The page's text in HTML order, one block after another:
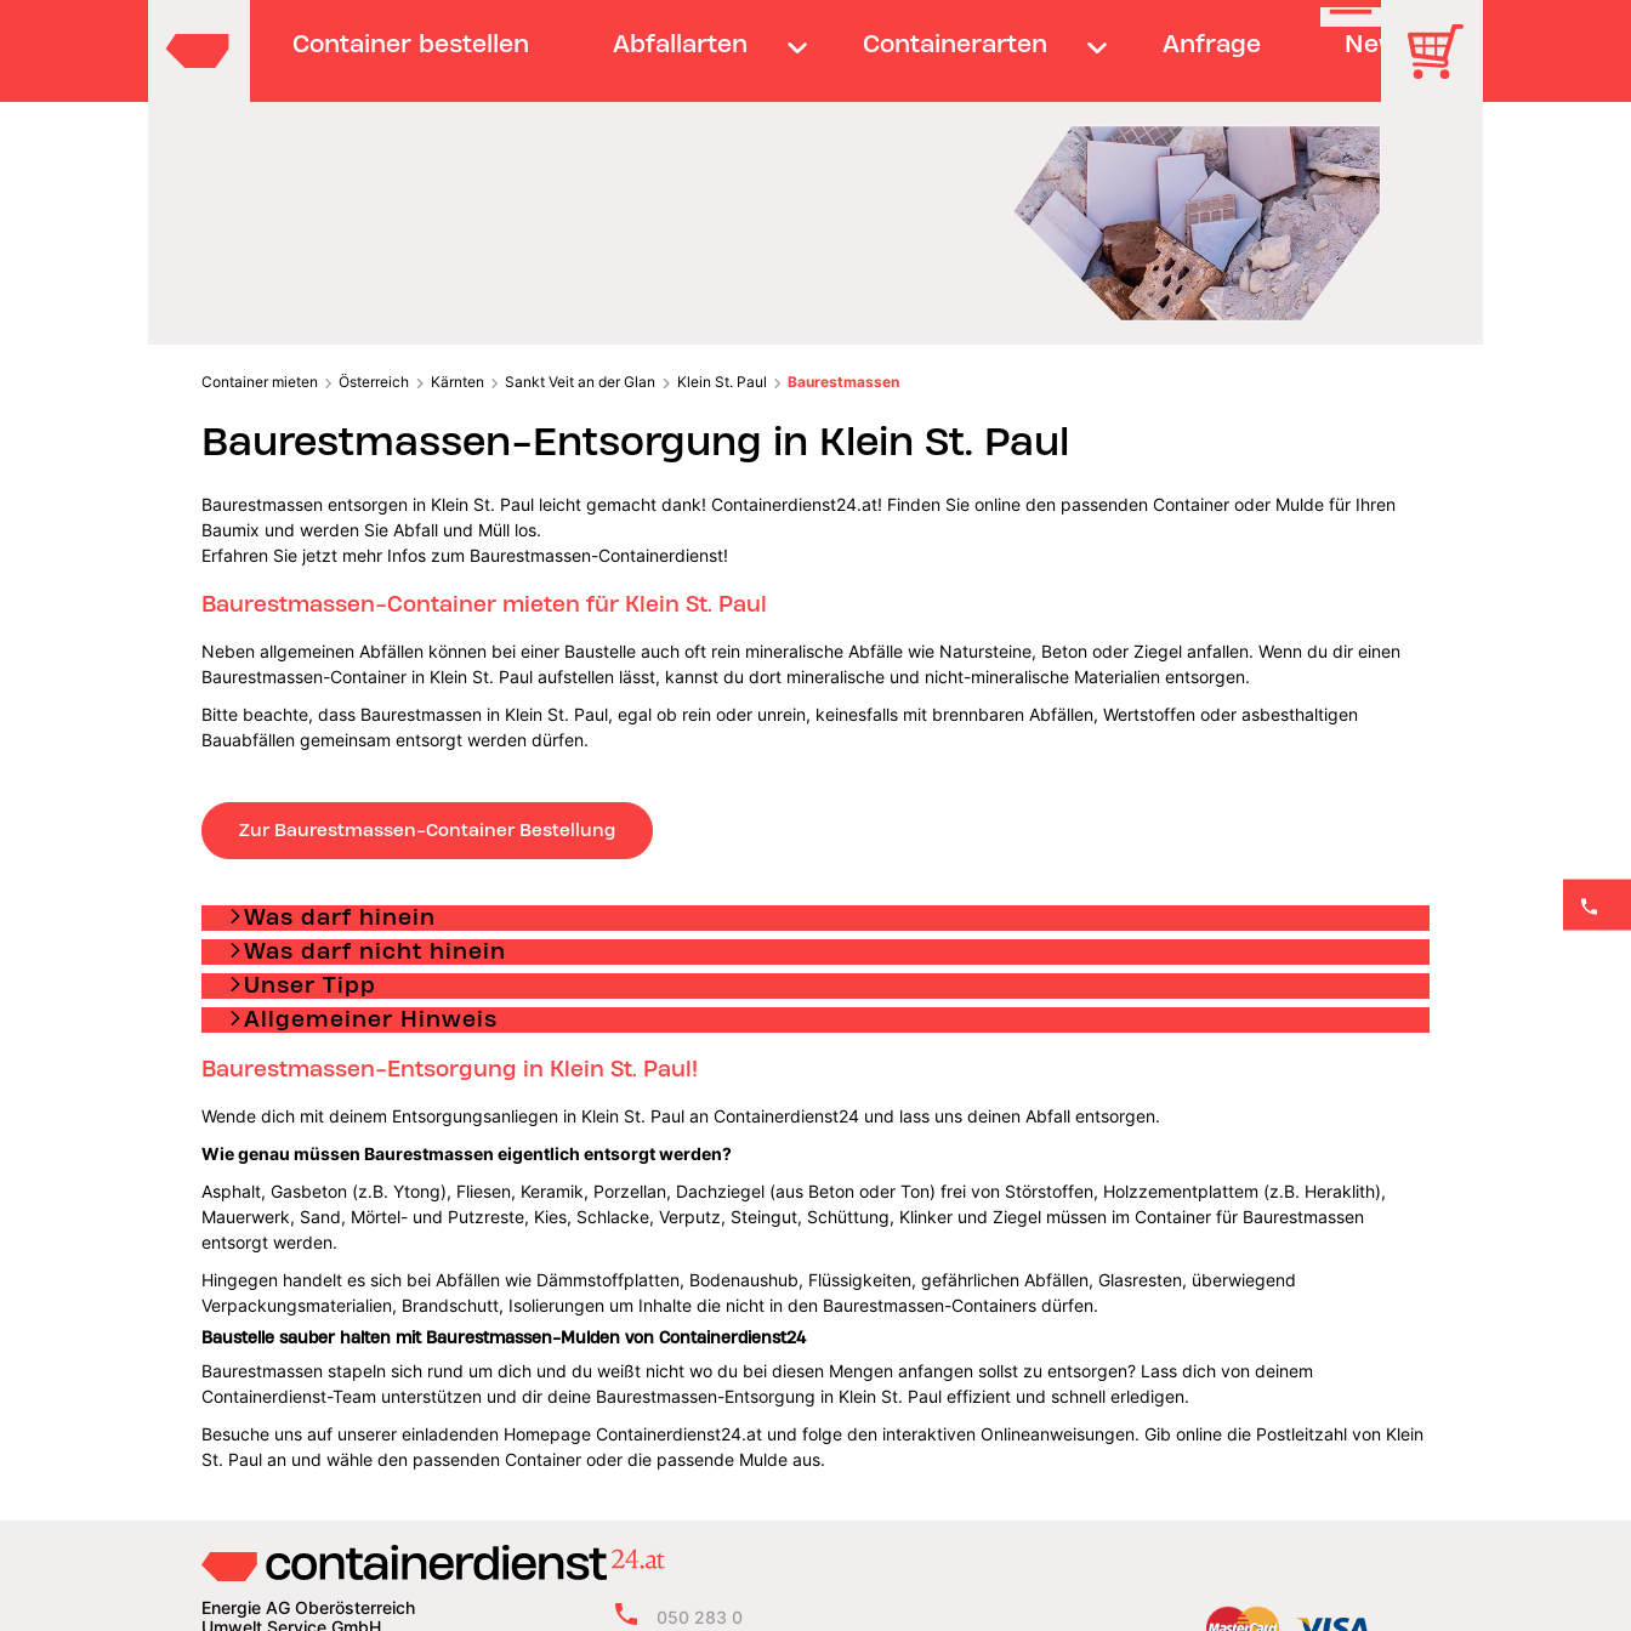
Container bestellen Abfallarten Containerarten Anfrage News
Container mieten Österreich Kärnten Sankt Veit an der Glan Klein St. Paul Baurestmassen
Baurestmassen-Entsorgung in Klein St. Paul
Baurestmassen entsorgen in Klein St. Paul leicht gemacht dank! Containerdienst24.at! Finden Sie online den passenden Container oder Mulde für Ihren
Baumix und werden Sie Abfall und Müll los.
Erfahren Sie jetzt mehr Infos zum Baurestmassen-Containerdienst!
Baurestmassen-Container mieten für Klein St. Paul
Neben allgemeinen Abfällen können bei einer Baustelle auch oft rein mineralische Abfälle wie Natursteine, Beton oder Ziegel anfallen. Wenn du dir einen
Baurestmassen-Container in Klein St. Paul aufstellen lässt, kannst du dort mineralische und nicht-mineralische Materialien entsorgen.
Bitte beachte, dass Baurestmassen in Klein St. Paul, egal ob rein oder unrein, keinesfalls mit brennbaren Abfällen, Wertstoffen oder asbesthaltigen
Bauabfällen gemeinsam entsorgt werden dürfen.
Zur Baurestmassen-Container Bestellung
Was darf hinein
Was darf nicht hinein
Unser Tipp
Allgemeiner Hinweis
Baurestmassen-Entsorgung in Klein St. Paul!
Wende dich mit deinem Entsorgungsanliegen in Klein St. Paul an Containerdienst24 und lass uns deinen Abfall entsorgen.
Wie genau müssen Baurestmassen eigentlich entsorgt werden?
Asphalt, Gasbeton (z.B. Ytong), Fliesen, Keramik, Porzellan, Dachziegel (aus Beton oder Ton) frei von Störstoffen, Holzzementplattem (z.B. Heraklith),
Mauerwerk, Sand, Mörtel- und Putzreste, Kies, Schlacke, Verputz, Steingut, Schüttung, Klinker und Ziegel müssen im Container für Baurestmassen
entsorgt werden.
Hingegen handelt es sich bei Abfällen wie Dämmstoffplatten, Bodenaushub, Flüssigkeiten, gefährlichen Abfällen, Glasresten, überwiegend
Verpackungsmaterialien, Brandschutt, Isolierungen um Inhalte die nicht in den Baurestmassen-Containers dürfen.
Baustelle sauber halten mit Baurestmassen-Mulden von Containerdienst24
Baurestmassen stapeln sich rund um dich und du weißt nicht wo du bei diesen Mengen anfangen sollst zu entsorgen? Lass dich von deinem
Containerdienst-Team unterstützen und dir deine Baurestmassen-Entsorgung in Klein St. Paul effizient und schnell erledigen.
Besuche uns auf unserer einladenden Homepage Containerdienst24.at und folge den interaktiven Onlineanweisungen. Gib online die Postleitzahl von Klein
St. Paul an und wähle den passenden Container oder die passende Mulde aus.
Energie AG Oberösterreich
Umwelt Service GmbH
050 283 0